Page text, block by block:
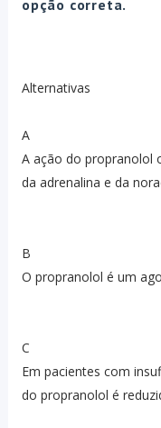
opção correta.
Alternativas
A
A ação do propranolol
da adrenalina e da
B
O propranolol é um
C
Em pacientes com
do propranolol é